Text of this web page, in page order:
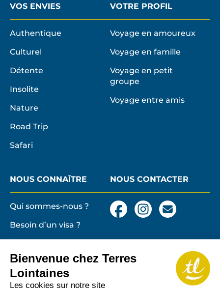
Bienvenue chez Terres
Lointaines
Les cookies sur notre site
VOS ENVIES
Authentique
Culturel
Détente
Insolite
Nature
Road Trip
Safari
VOTRE PROFIL
Voyage en amoureux
Voyage en famille
Voyage en petit
groupe
Voyage entre amis
NOUS CONNAÎTRE
Qui sommes-nous ?
Besoin d’un visa ?
et particulières de
vente
Mentions légales,
NOUS CONTACTER
FacebookInstagram
Nous
contacter
email